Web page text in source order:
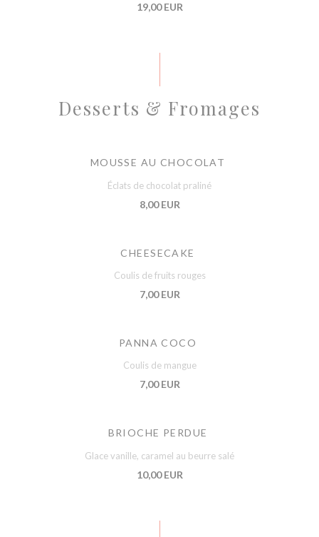
19,00 EUR
Desserts & Fromages
MOUSSE AU CHOCOLAT
Éclats de chocolat praliné
8,00 EUR
CHEESECAKE
Coulis de fruits rouges
7,00 EUR
PANNA COCO
Coulis de mangue
7,00 EUR
BRIOCHE PERDUE
Glace vanille, caramel au beurre salé
10,00 EUR